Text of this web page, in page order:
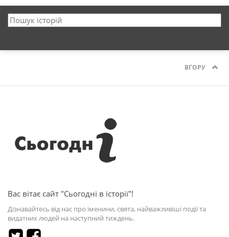
ВГОРУ
Вас вітає сайт "Сьогодні в історії"!
Дізнавайтесь від нас про іменини, свята, найважливіші події та
видатних людей на наступний тиждень.